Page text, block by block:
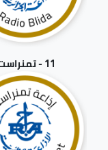
11 - تمنراست